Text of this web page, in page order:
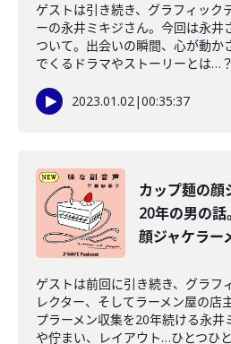
ゲストは引き続き、グラフィック
ーの永井ミキジさん。今回は永井
ついて。出会いの瞬間、心が動か
でくるドラマやストーリーとは…
2023.01.02|00:35:37
カップ麺の顔
20年の男の
顔ジャケラー
ゲストは前回に引き続き、グラフ
レクター、そしてラーメン屋の店
プラーメン収集を20年続ける永
や佇まい、レイアウト…ひとつひ